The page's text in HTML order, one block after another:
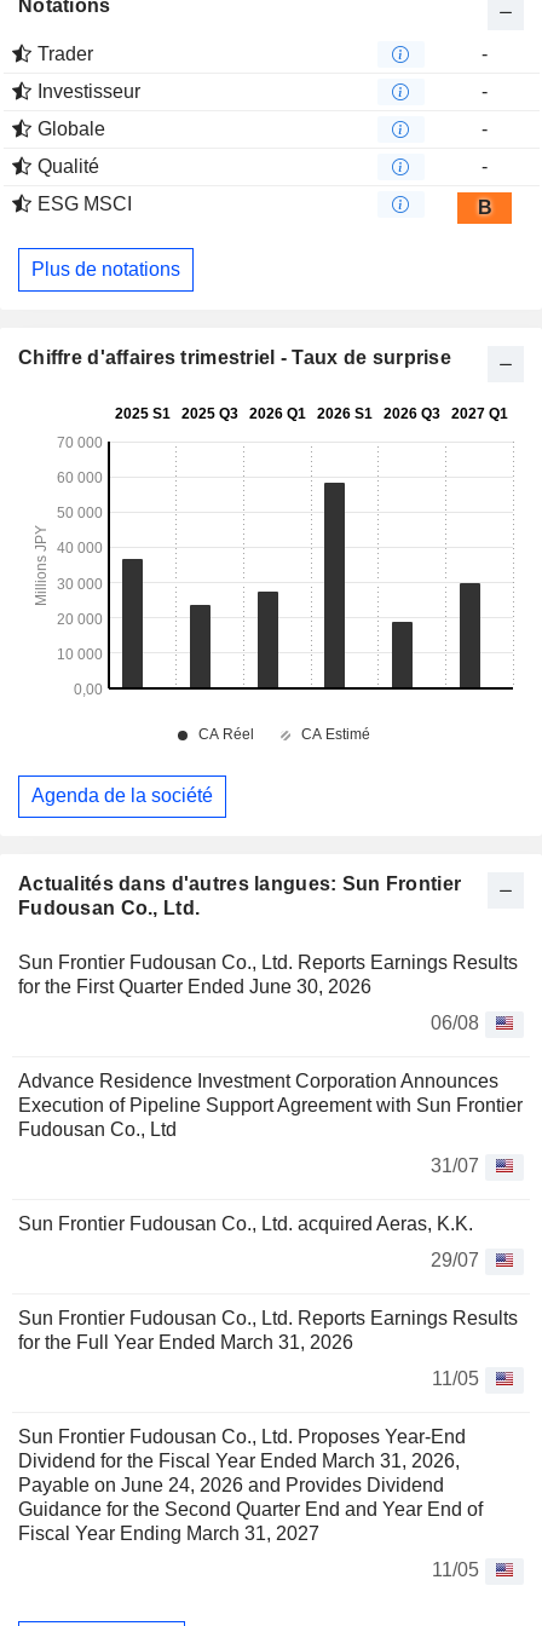
Actualités dans d'autres langues: Sun Frontier
Fudousan Co., Ltd.
Sun Frontier Fudousan Co., Ltd. Reports Earnings Results
for the First Quarter Ended June 30, 2026
06/08
Advance Residence Investment Corporation Announces
Execution of Pipeline Support Agreement with Sun Frontier
Fudousan Co., Ltd
31/07
Sun Frontier Fudousan Co., Ltd. acquired Aeras, K.K.
29/07
Sun Frontier Fudousan Co., Ltd. Reports Earnings Results
for the Full Year Ended March 31, 2026
11/05
Sun Frontier Fudousan Co., Ltd. Proposes Year-End
Dividend for the Fiscal Year Ended March 31, 2026,
Payable on June 24, 2026 and Provides Dividend
Guidance for the Second Quarter End and Year End of
Fiscal Year Ending March 31, 2027
11/05
Notations
Trader
-
Investisseur
-
Globale
-
Qualité
-
ESG MSCI
B
Plus de notations
Chiffre d'affaires trimestriel - Taux de surprise
Agenda de la société